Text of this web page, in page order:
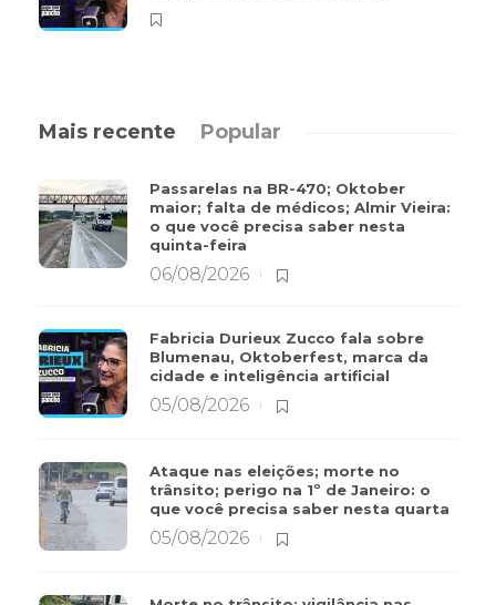
Mais recente Popular
Passarelas na BR-470; Oktober
maior; falta de médicos; Almir Vieira:
o que você precisa saber nesta
quinta-feira
06/08/2026
Fabricia Durieux Zucco fala sobre
Blumenau, Oktoberfest, marca da
cidade e inteligência artificial
05/08/2026
Ataque nas eleições; morte no
trânsito; perigo na 1º de Janeiro: o
que você precisa saber nesta quarta
05/08/2026